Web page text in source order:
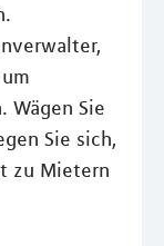
Wägen Sie
Sie sich,
zu Mietern